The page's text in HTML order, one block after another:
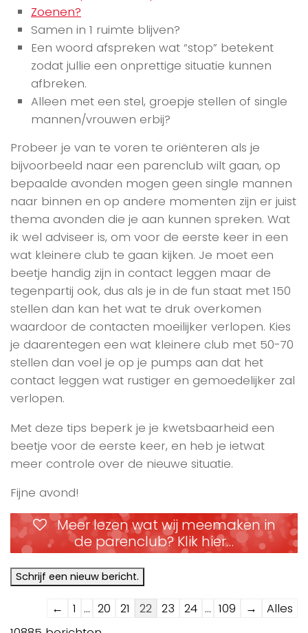
Zoenen?
Samen in 1 ruimte blijven?
Een woord afspreken wat “stop” betekent
zodat jullie een onprettige situatie kunnen
afbreken.
Alleen met een stel, groepje stellen of single
mannen/vrouwen erbij?
Probeer je van te voren te oriënteren als je
bijvoorbeeld naar een parenclub wilt gaan, op
bepaalde avonden mogen geen single mannen
naar binnen en op andere momenten zijn er juist
thema avonden die je aan kunnen spreken. Wat
ik wel adviseer is, om voor de eerste keer in een
wat kleinere club te gaan kijken. Je moet een
beetje handig zijn in contact leggen maar de
tegenpartij ook, dus als je in de fun staat met 150
stellen dan kan het wat te druk overkomen
waardoor de contacten moeilijker verlopen. Kies
je daarentegen een wat kleinere club met 50-70
stellen dan voel je op je pumps aan dat het
contact leggen wat rustiger en gemoedelijker zal
verlopen.
Met deze tips beperk je je kwetsbaarheid een
beetje voor de eerste keer, en heb je ietwat
meer controle over de nieuwe situatie.
Fijne avond!
Meer lezen wat wij meemaken in
de parenclub? Klik hier…
Navigatie
door
← 1 ... 20 21 22 23 24 ... 109 →
Alles